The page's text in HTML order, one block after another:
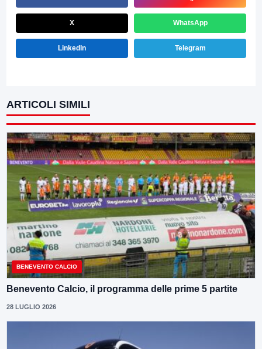
X WhatsApp
LinkedIn Telegram
ARTICOLI SIMILI
BENEVENTO CALCIO
Benevento Calcio, il programma delle prime 5 partite
28 LUGLIO 2026